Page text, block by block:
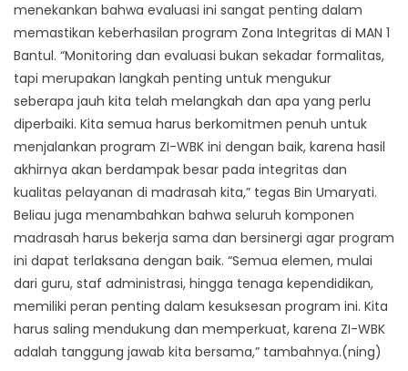
menekankan bahwa evaluasi ini sangat penting dalam
memastikan keberhasilan program Zona Integritas di MAN 1
Bantul. “Monitoring dan evaluasi bukan sekadar formalitas,
tapi merupakan langkah penting untuk mengukur
seberapa jauh kita telah melangkah dan apa yang perlu
diperbaiki. Kita semua harus berkomitmen penuh untuk
menjalankan program ZI-WBK ini dengan baik, karena hasil
akhirnya akan berdampak besar pada integritas dan
kualitas pelayanan di madrasah kita,” tegas Bin Umaryati.
Beliau juga menambahkan bahwa seluruh komponen
madrasah harus bekerja sama dan bersinergi agar program
ini dapat terlaksana dengan baik. “Semua elemen, mulai
dari guru, staf administrasi, hingga tenaga kependidikan,
memiliki peran penting dalam kesuksesan program ini. Kita
harus saling mendukung dan memperkuat, karena ZI-WBK
adalah tanggung jawab kita bersama,” tambahnya.(ning)